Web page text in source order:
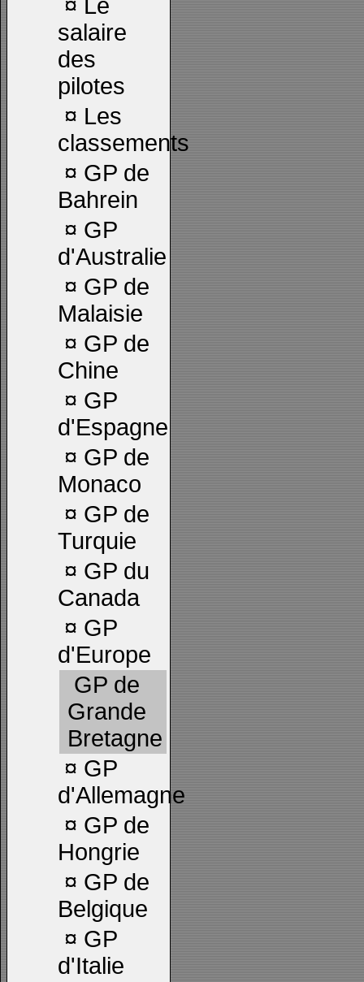
¤ Le
salaire
des
pilotes
¤ Les
classements
¤ GP de
Bahrein
¤ GP
d'Australie
¤ GP de
Malaisie
¤ GP de
Chine
¤ GP
d'Espagne
¤ GP de
Monaco
¤ GP de
Turquie
¤ GP du
Canada
¤ GP
d'Europe
GP de
Grande
Bretagne
¤ GP
d'Allemagne
¤ GP de
Hongrie
¤ GP de
Belgique
¤ GP
d'Italie